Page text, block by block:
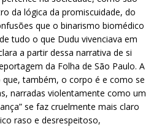
da lógica da promiscuidade, do
que o binarismo biomédico
tudo o que Dudu vivenciava em
a partir dessa narrativa de si
da Folha de São Paulo. A
também, o corpo é e como se
narradas violentamente como um
se faz cruelmente mais claro
raso e desrespeitoso,